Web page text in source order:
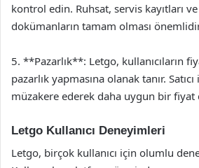
kontrol edin. Ruhsat, servis kayıtları
dokümanların tamam olması
5. **Pazarlık**: Letgo, kullanıcıların
pazarlık yapmasına olanak tanır.
müzakere ederek daha uygun bir fiyat
Letgo Kullanıcı Deneyimleri
Letgo, birçok kullanıcı için olumlu